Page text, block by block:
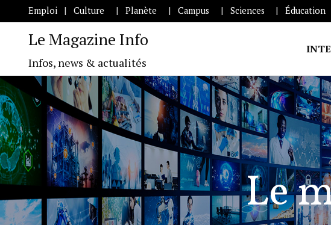
Emploi Culture Planète Campus Sciences Éducation
Le Magazine Info
Infos, news & actualités
Le